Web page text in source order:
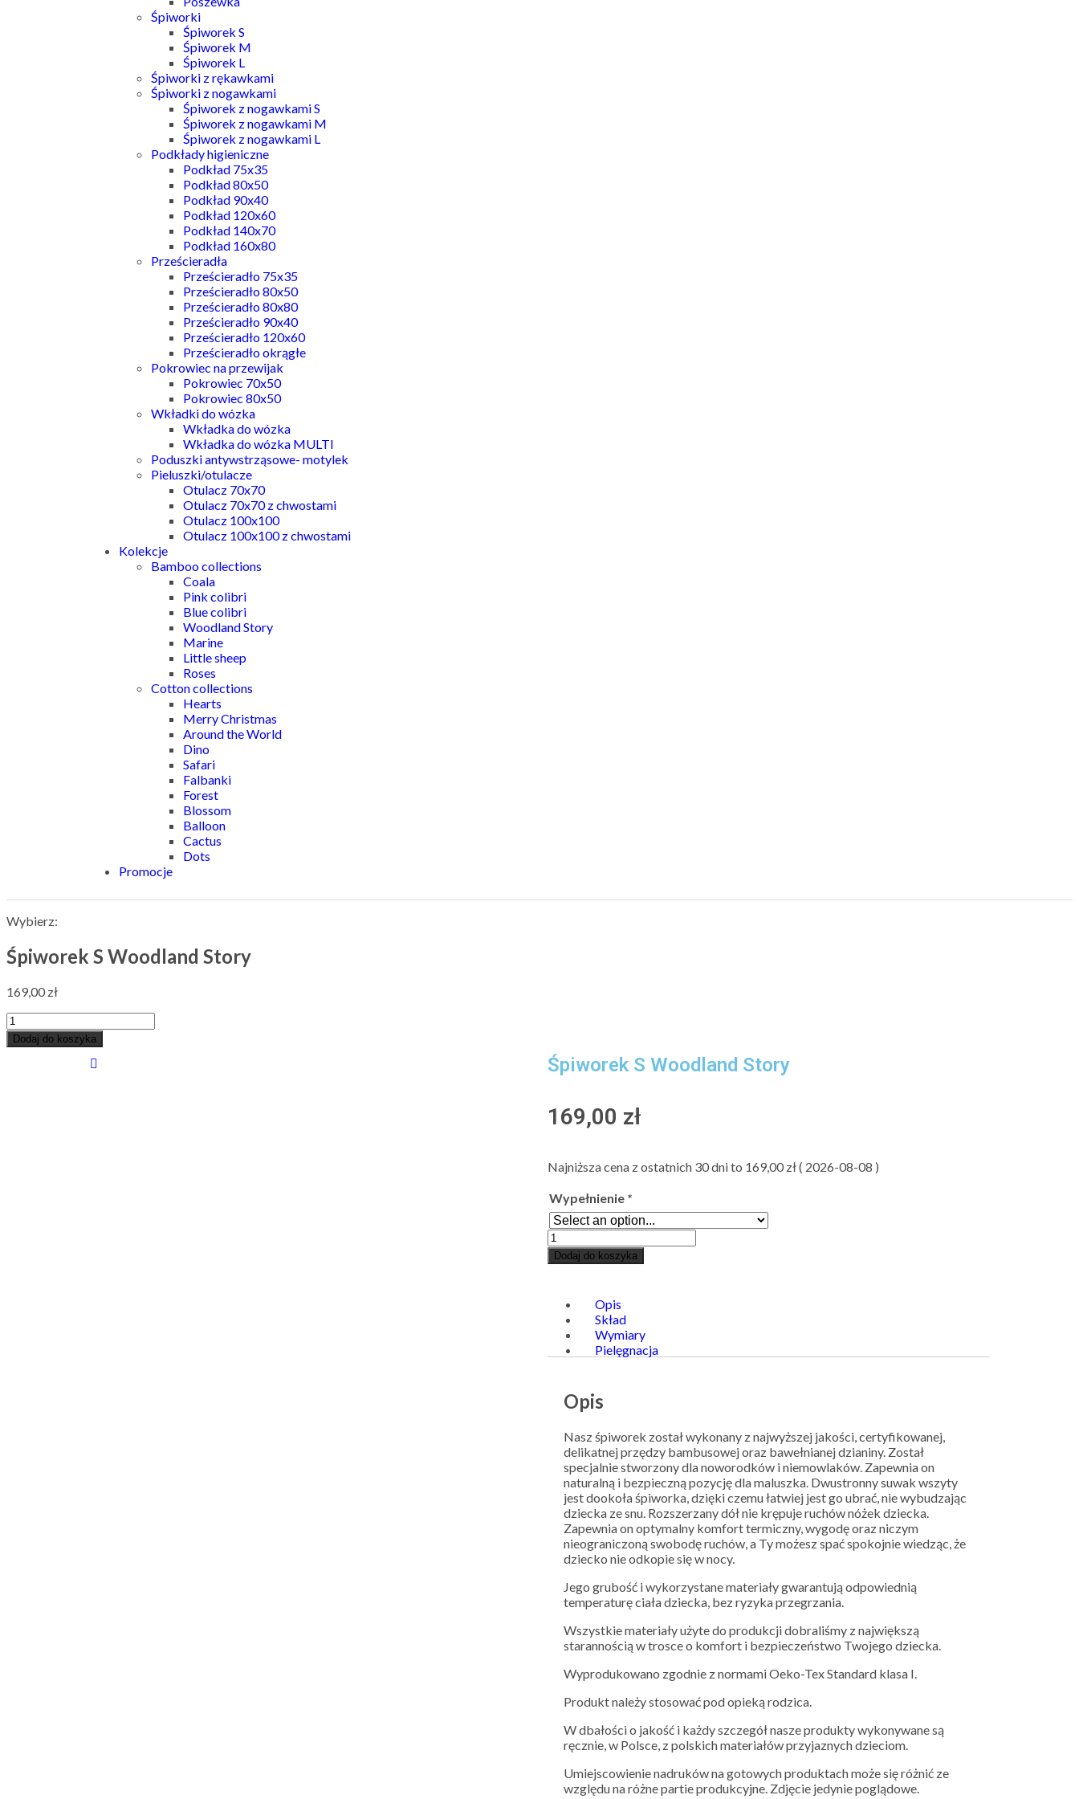
Śpiworki
Śpiworek S
Śpiworek M
Śpiworek L
Śpiworki z rękawkami
Śpiworki z nogawkami
Śpiworek z nogawkami S
Śpiworek z nogawkami M
Śpiworek z nogawkami L
Podkłady higieniczne
Podkład 75x35
Podkład 80x50
Podkład 90x40
Podkład 120x60
Podkład 140x70
Podkład 160x80
Prześcieradła
Prześcieradło 75x35
Prześcieradło 80x50
Prześcieradło 80x80
Prześcieradło 90x40
Prześcieradło 120x60
Prześcieradło okrągłe
Pokrowiec na przewijak
Pokrowiec 70x50
Pokrowiec 80x50
Wkładki do wózka
Wkładka do wózka
Wkładka do wózka MULTI
Poduszki antywstrząsowe- motylek
Pieluszki/otulacze
Otulacz 70x70
Otulacz 70x70 z chwostami
Otulacz 100x100
Otulacz 100x100 z chwostami
Kolekcje
Bamboo collections
Coala
Pink colibri
Blue colibri
Woodland Story
Marine
Little sheep
Roses
Cotton collections
Hearts
Merry Christmas
Around the World
Dino
Safari
Falbanki
Forest
Blossom
Balloon
Cactus
Dots
Promocje
Wybierz:
Śpiworek S Woodland Story
169,00 zł
Dodaj do koszyka
Śpiworek S Woodland Story
169,00 zł
Najniższa cena z ostatnich 30 dni to 169,00 zł( 2026-08-08 )
Wypełnienie *
Dodaj do koszyka
Opis
Skład
Wymiary
Pielęgnacja
Opis
Nasz śpiworek został wykonany z najwyższej jakości, certyfikowanej,
delikatnej przędzy bambusowej oraz bawełnianej dzianiny. Został
specjalnie stworzony dla noworodków i niemowlaków. Zapewnia on
naturalną i bezpieczną pozycję dla maluszka. Dwustronny suwak wszyty
jest dookoła śpiworka, dzięki czemu łatwiej jest go ubrać, nie wybudzając
dziecka ze snu. Rozszerzany dół nie krępuje ruchów nóżek dziecka.
Zapewnia on optymalny komfort termiczny, wygodę oraz niczym
nieograniczoną swobodę ruchów, a Ty możesz spać spokojnie wiedząc, że
dziecko nie odkopie się w nocy.
Jego grubość i wykorzystane materiały gwarantują odpowiednią
temperaturę ciała dziecka, bez ryzyka przegrzania.
Wszystkie materiały użyte do produkcji dobraliśmy z największą
starannością w trosce o komfort i bezpieczeństwo Twojego dziecka.
Wyprodukowano zgodnie z normami Oeko-Tex Standard klasa I.
Produkt należy stosować pod opieką rodzica.
W dbałości o jakość i każdy szczegół nasze produkty wykonywane są
ręcznie, w Polsce, z polskich materiałów przyjaznych dzieciom.
Umiejscowienie nadruków na gotowych produktach może się różnić ze
względu na różne partie produkcyjne. Zdjęcie jedynie poglądowe.